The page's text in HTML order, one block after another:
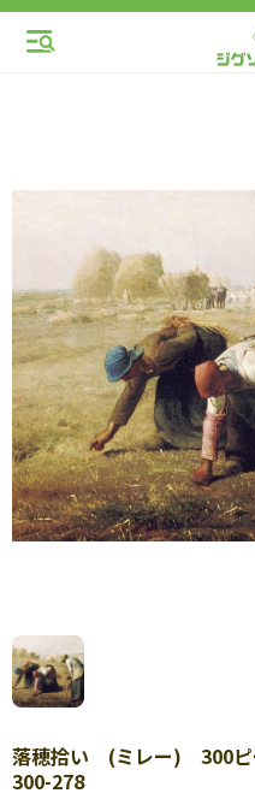
落穂拾い (ミレー) 300
300-278